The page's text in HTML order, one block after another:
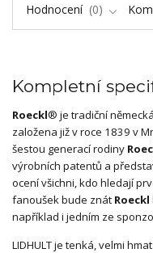
Hodnocení
0
Kompletní
Roeckl® je tradiční
založena již v roce 1839 v
šestou generací rodiny
výrobních patentů a
ocení všichni, kdo hledají
fanoušek bude znát Roeckl
například i jedním ze
LIDHULT je tenká, velmi